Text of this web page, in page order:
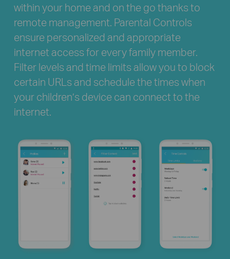
within your home and on the go thanks to
remote management. Parental Controls
ensure personalized and appropriate
internet access for every family member.
Filter levels and time limits allow you to block
certain URLs and schedule the times when
your children’s device can connect to the
internet.